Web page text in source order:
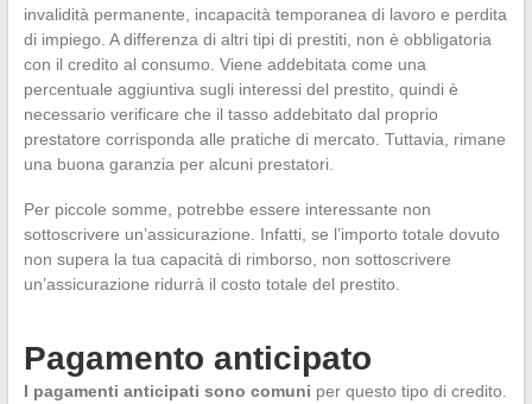
invalidità permanente, incapacità temporanea di lavoro e perdita
di impiego. A differenza di altri tipi di prestiti, non è obbligatoria
con il credito al consumo. Viene addebitata come una
percentuale aggiuntiva sugli interessi del prestito, quindi è
necessario verificare che il tasso addebitato dal proprio
prestatore corrisponda alle pratiche di mercato. Tuttavia, rimane
una buona garanzia per alcuni prestatori.
Per piccole somme, potrebbe essere interessante non
sottoscrivere un’assicurazione. Infatti, se l’importo totale dovuto
non supera la tua capacità di rimborso, non sottoscrivere
un’assicurazione ridurrà il costo totale del prestito.
Pagamento anticipato
I pagamenti anticipati sono comuni per questo tipo di credito.